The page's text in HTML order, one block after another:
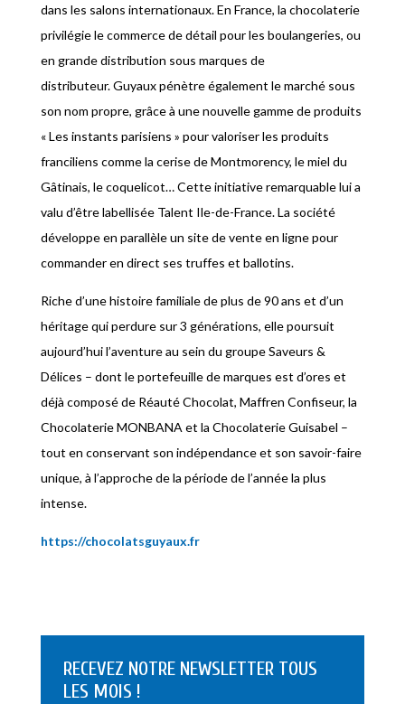
dans les salons internationaux. En France, la chocolaterie
privilégie le commerce de détail pour les boulangeries, ou
en grande distribution sous marques de
distributeur. Guyaux pénètre également le marché sous
son nom propre, grâce à une nouvelle gamme de produits
« Les instants parisiens » pour valoriser les produits
franciliens comme la cerise de Montmorency, le miel du
Gâtinais, le coquelicot… Cette initiative remarquable lui a
valu d’être labellisée Talent Ile-de-France. La société
développe en parallèle un site de vente en ligne pour
commander en direct ses truffes et ballotins.
Riche d’une histoire familiale de plus de 90 ans et d’un
héritage qui perdure sur 3 générations, elle poursuit
aujourd’hui l’aventure au sein du groupe Saveurs &
Délices – dont le portefeuille de marques est d’ores et
déjà composé de Réauté Chocolat, Maffren Confiseur, la
Chocolaterie MONBANA et la Chocolaterie Guisabel –
tout en conservant son indépendance et son savoir-faire
unique, à l’approche de la période de l’année la plus
intense.
https://chocolatsguyaux.fr
RECEVEZ NOTRE NEWSLETTER TOUS
LES MOIS !